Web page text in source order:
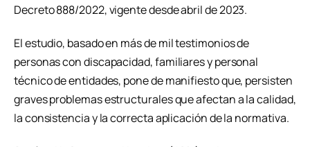
Decreto 888/2022, vigente desde abril de 2023.
El estudio, basado en más de mil testimonios de
personas con discapacidad, familiares y personal
técnico de entidades, pone de manifiesto que, persisten
graves problemas estructurales que afectan a la calidad,
la consistencia y la correcta aplicación de la normativa.